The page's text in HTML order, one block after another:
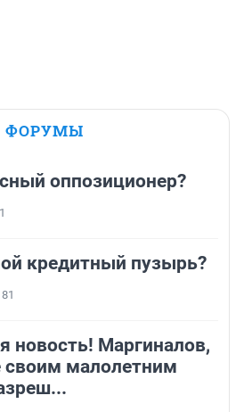
ФОРУМЫ
оппозиционер?
кредитный пузырь?
81
новость! Маргиналов,
своим малолетним